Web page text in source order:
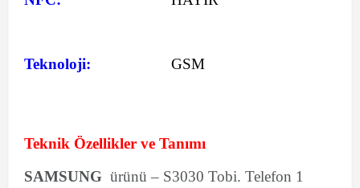
Teknoloji: GSM
Teknik Özellikler ve Tanımı
SAMSUNG ürünü – S3030 Tobi. Telefon 1